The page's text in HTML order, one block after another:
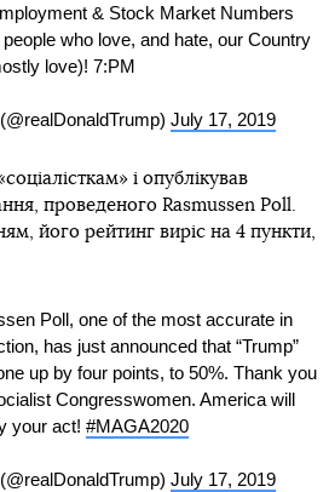
& Stock Market Numbers
who love, and hate, our Country
love)! 7:PM
July 17, 2019
і опублікував
проведеного Rasmussen Poll.
його рейтинг виріс на 4 пункти,
Poll, one of the most accurate in
has just announced that “Trump”
up by four points, to 50%. Thank you
Congresswomen. America will
your act! #MAGA2020
July 17, 2019